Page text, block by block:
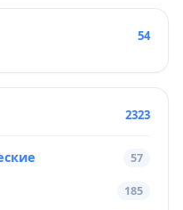
54
2323
57
185